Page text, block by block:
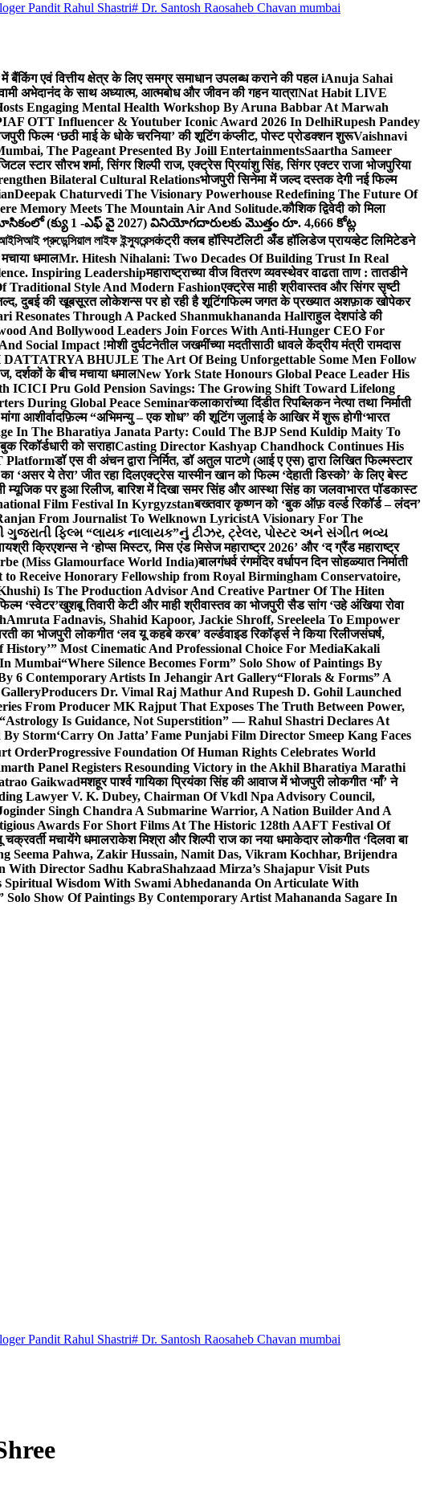
Pandit Rahul Shastri# Dr. Santosh Raosaheb Chavan mumbai
बैंकिंग एवं वित्तीय क्षेत्र के लिए समग्र समाधान उपलब्ध कराने की पहल iAnuja Sahai
अभेदानंद के साथ अध्यात्म, आत्मबोध और जीवन की गहन यात्राNat Habit LIVE
Engaging Mental Health Workshop By Aruna Babbar At Marwah
OTT Influencer & Youtuber Iconic Award 2026 In DelhiRupesh Pandey
फिल्म ‘छठी माई के धोके चरनिया’ की शूटिंग कंप्लीट, पोस्ट प्रोडक्शन शुरूVaishnavi
The Pageant Presented By Joill EntertainmentsSaartha Sameer
स्टार सौरभ शर्मा, सिंगर शिल्पी राज, एक्ट्रेस प्रियांशु सिंह, सिंगर एक्टर राजा भोजपुरिया
Bilateral Cultural Relationsभोजपुरी सिनेमा में जल्द दस्तक देगी नई फिल्म
Deepak Chaturvedi The Visionary Powerhouse Redefining The Future Of
Memory Meets The Mountain Air And Solitude.कौशिक द्विवेदी को मिला
(క్యు 1 -ఎఫ్ వై 2027) వినియోగదారులకు మొత్తం రూ. 4,666 కోట్ల
প্রুডেন্সিয়াল লাইফ ইন্স্যুরেন্সकंट्री क्लब हॉस्पिटॅलिटी अँड हॉलिडेज प्रायव्हेट लिमिटेडने
धमालMr. Hitesh Nihalani: Two Decades Of Building Trust In Real
Inspiring Leadershipमहाराष्ट्राच्या वीज वितरण व्यवस्थेवर वाढता ताण : तातडीने
Traditional Style And Modern Fashionएक्ट्रेस माही श्रीवास्तव और सिंगर सृष्टी
जल्द, दुबई की खूबसूरत लोकेशन्स पर हो रही है शूटिंगफिल्म जगत के प्रख्यात अशफ़ाक खोपेकर
Resonates Through A Packed Shanmukhananda Hallराहुल देशपांडे की
And Bollywood Leaders Join Forces With Anti-Hunger CEO For
Social Impact !मोशी दुर्घटनेतील जखमींच्या मदतीसाठी धावले केंद्रीय मंत्री रामदास
BHUJLE The Art Of Being Unforgettable Some Men Follow
दर्शकों के बीच मचाया धमालNew York State Honours Global Peace Leader His
ICICI Pru Gold Pension Savings: The Growing Shift Toward Lifelong
During Global Peace Seminarकलाकारांच्या दिंडीत रिपब्लिकन नेत्या तथा निर्माती
आशीर्वादफ़िल्म “अभिमन्यु – एक शोध” की शूटिंग जुलाई के आखिर में शुरू होगी‘भारत
In The Bharatiya Janata Party: Could The BJP Send Kuldip Maity To
रिकॉर्डधारी को सराहाCasting Director Kashyap Chandhock Continues His
Platformडॉ एस वी अंचन द्वारा निर्मित, डॉ अतुल पाटणे (आई ए एस) द्वारा लिखित फिल्मस्टार
‘असर ये तेरा’ जीत रहा दिलएक्ट्रेस यास्मीन खान को फिल्म ‘देहाती डिस्को’ के लिए बेस्ट
म्यूजिक पर हुआ रिलीज, बारिश में दिखा समर सिंह और आस्था सिंह का जलवाभारत पॉडकास्ट
Film Festival In Kyrgyzstanबख्तवार कृष्णन को ‘बुक ऑफ़ वर्ल्ड रिकॉर्ड – लंदन’
From Journalist To Welknown LyricistA Visionary For The
ફિલ્મ “લાયક નાલાયક”નું ટીઝર, ટ્રેલર, પોસ્ટર અને સંગીત ભવ્ય
क्रिएशन्स ने ‘होप्स मिस्टर, मिस एंड मिसेज महाराष्ट्र 2026’ और ‘द ग्रैंड महाराष्ट्र
(Miss Glamourface World India)बालगंधर्व रंगमंदिर वर्धापन दिन सोहळ्यात निर्माती
Receive Honorary Fellowship from Royal Birmingham Conservatoire,
Is The Production Advisor And Creative Partner Of The Hiten
‘स्वेटर’खुशबू तिवारी केटी और माही श्रीवास्तव का भोजपुरी सैड सांग ‘उहे अंखिया रोवा
Amruta Fadnavis, Shahid Kapoor, Jackie Shroff, Sreeleela To Empower
का भोजपुरी लोकगीत ‘लव यू कहबे करब’ वर्ल्डवाइड रिकॉर्ड्स ने किया रिलीजसंघर्ष,
Most Cinematic And Professional Choice For MediaKakali
Mumbai“Where Silence Becomes Form” Solo Show of Paintings By
6 Contemporary Artists In Jehangir Art Gallery“Florals & Forms” A
Producers Dr. Vimal Raj Mathur And Rupesh D. Gohil Launched
From Producer MK Rajput That Exposes The Truth Between Power,
“Astrology Is Guidance, Not Superstition” — Rahul Shastri Declares At
By Storm‘Carry On Jatta’ Fame Punjabi Film Director Smeep Kang Faces
OrderProgressive Foundation Of Human Rights Celebrates World
Panel Registers Resounding Victory in the Akhil Bharatiya Marathi
Gaikwadमशहूर पार्श्व गायिका प्रियंका सिंह की आवाज में भोजपुरी लोकगीत ‘माँ’ ने
Lawyer V. K. Dubey, Chairman Of Vkdl Npa Advisory Council,
Singh Chandra A Submarine Warrior, A Nation Builder And A
Awards For Short Films At The Historic 128th AAFT Festival Of
मचायेंगे धमालराकेश मिश्रा और शिल्पी राज का नया धमाकेदार लोकगीत ‘दिलवा बा
Seema Pahwa, Zakir Hussain, Namit Das, Vikram Kochhar, Brijendra
With Director Sadhu KabraShahzaad Mirza’s Shajapur Visit Puts
Spiritual Wisdom With Swami Abhedananda On Articulate With
Solo Show Of Paintings By Contemporary Artist Mahananda Sagare In
Pandit Rahul Shastri# Dr. Santosh Raosaheb Chavan mumbai